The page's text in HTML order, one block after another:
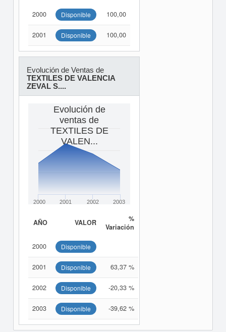
2000 Disponible 100,00
2001 Disponible 100,00
Evolución de Ventas de
TEXTILES DE VALENCIA
ZEVAL S....
Evolución de
ventas de
TEXTILES DE
VALEN...
2000 2001 2002 2003
AÑO VALOR
%
Variación
2000 Disponible
2001 Disponible 63,37 %
2002 Disponible -20,33 %
2003 Disponible -39,62 %